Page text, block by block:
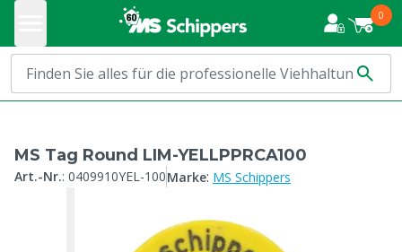
0
MS Tag Round LIM-YELLPPRCA100
Art.-Nr.: 0409910YEL-100Marke: MS Schippers